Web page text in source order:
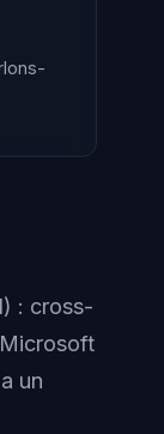
: cross-
un